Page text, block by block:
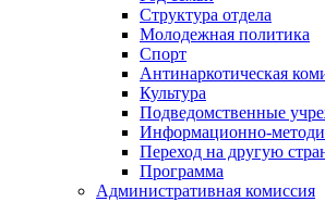
Структура отдела
Молодежная политика
Спорт
Антинаркотическая
Культура
Подведомственные
Информационно-
Переход на другую
Программа
Административная комиссия